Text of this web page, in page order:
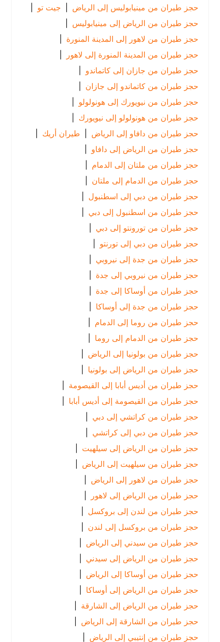
حجز طيران من مينيابوليس إلى الرياض
| جيت تو |
حجز طيران من الرياض إلى مينيابوليس |
حجز طيران من لاهور إلى المدينة المنورة |
حجز طيران من المدينة المنورة إلى لاهور |
حجز طيران من جازان إلى كاتماندو |
حجز طيران من كاتماندو إلى جازان
|
حجز طيران من نيويورك إلى هونولولو |
حجز طيران من هونولولو إلى نيويورك |
حجز طيران من دافاو إلى الرياض
| طيران أريك
|
حجز طيران من الرياض إلى دافاو
|
حجز طيران من ملتان إلى الدمام
|
حجز طيران من الدمام إلى ملتان |
حجز طيران من دبي إلى اسطنبول |
حجز طيران من اسطنبول إلى دبي |
حجز طيران من تورونتو إلى دبي |
حجز طيران من دبي إلى تورنتو |
حجز طيران من جدة إلى نيروبي |
حجز طيران من نيروبي إلى جدة
حجز طيران من أوساكا إلى جدة
حجز طيران من جدة إلى أوساكا |
حجز طيران من روما إلى الدمام
|
حجز طيران من الدمام إلى روما
|
حجز طيران من بولونيا إلى الرياض
|
حجز طيران من الرياض إلى بولونيا
|
حجز طيران من أديس أبابا إلى القيصومة |
حجز طيران من القيصومة إلى أديس أبابا |
حجز طيران من كراتشي إلى دبي |
حجز طيران من دبي إلى كراتشي |
حجز طيران من الرياض إلى سيلهيت |
حجز طيران من سيلهيت إلى الرياض
|
حجز طيران من لاهور إلى الرياض
|
حجز طيران من الرياض إلى لاهور |
حجز طيران من لندن إلى بروكسل |
حجز طيران من بروكسل إلى لندن
|
حجز طيران من سيدني إلى الرياض
|
حجز طيران من الرياض إلى سيدني |
حجز طيران من أوساكا إلى الرياض
|
حجز طيران من الرياض إلى أوساكا |
حجز طيران من الرياض إلى الشارقة |
حجز طيران من الشارقة إلى الرياض
|
حجز طيران من إنتيبي إلى الرياض
|